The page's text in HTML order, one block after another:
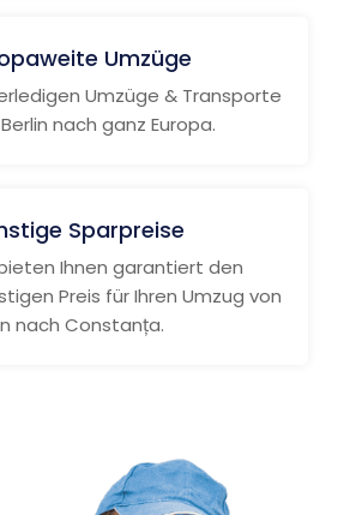
Umzüge
Umzüge & Transporte
nach ganz Europa.
Sparpreise
Ihnen garantiert den
Preis für Ihren Umzug von
nach Constanța.